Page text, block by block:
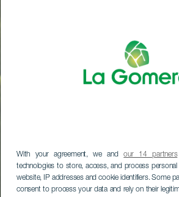
With your agreement, we andour 14 partners
technologies to store, access, and process
website, IP addresses and cookie identifiers. Some
consent to process your data and rely on their